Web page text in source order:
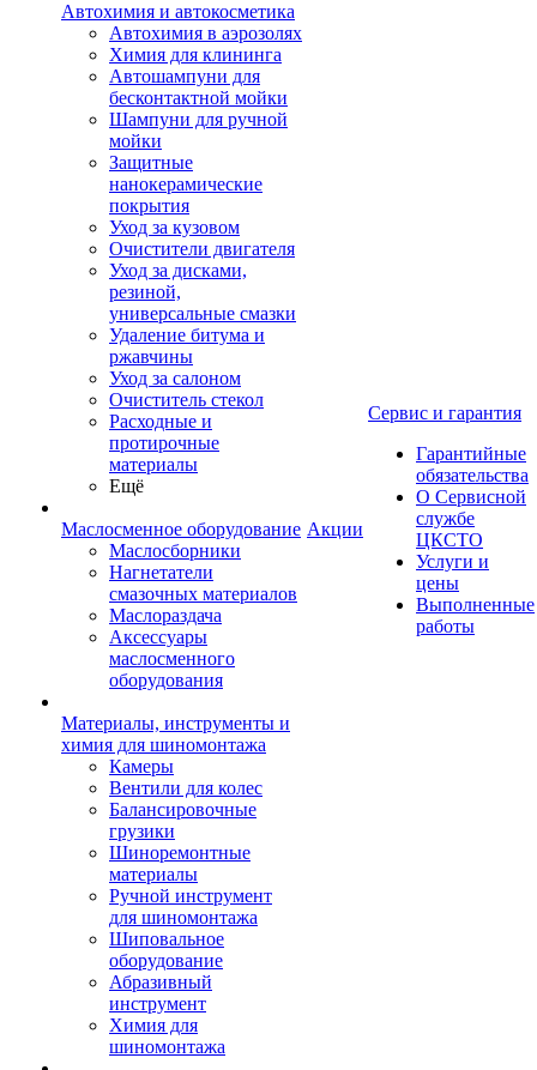
Автохимия и автокосметика
Автохимия в аэрозолях
Химия для клининга
Автошампуни для
бесконтактной мойки
Шампуни для ручной
мойки
Защитные
нанокерамические
покрытия
Уход за кузовом
Очистители двигателя
Уход за дисками,
резиной,
универсальные смазки
Удаление битума и
ржавчины
Уход за салоном
Очиститель стекол
Расходные и
протирочные
материалы
Ещё
Маслосменное оборудование
Маслосборники
Нагнетатели
смазочных материалов
Маслораздача
Аксессуары
маслосменного
оборудования
Материалы, инструменты и
химия для шиномонтажа
Камеры
Вентили для колес
Балансировочные
грузики
Шиноремонтные
материалы
Ручной инструмент
для шиномонтажа
Шиповальное
оборудование
Абразивный
инструмент
Химия для
шиномонтажа
Акции
Сервис и гарантия
Гарантийные
обязательства
О Сервисной
службе
ЦКСТО
Услуги и
цены
Выполненные
работы